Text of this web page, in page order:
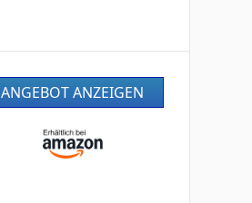
ANGEBOT ANZEIGEN